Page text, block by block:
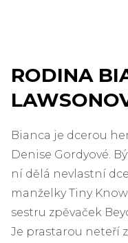
RODINA
Bianca je dcerou
Denise Gordyové.
ní dělá nevlastní
manželky Tiny
sestru zpěvaček
Je prastarou neteří